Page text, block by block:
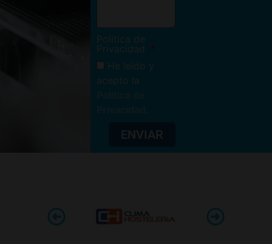
Política de
Privacidad
He leído y
acepto la
ENVIAR